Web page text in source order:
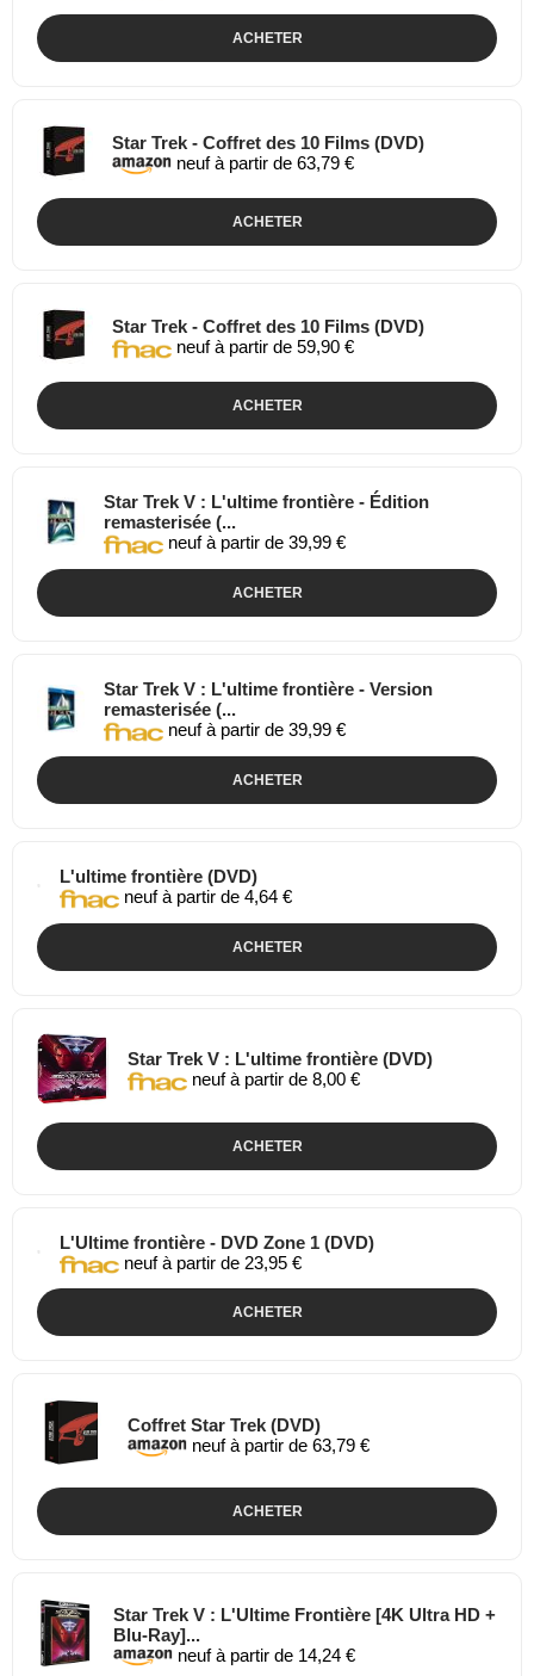
ACHETER
Star Trek - Coffret des 10 Films (DVD)
neuf à partir de 63,79 €
ACHETER
Star Trek - Coffret des 10 Films (DVD)
neuf à partir de 59,90 €
ACHETER
Star Trek V : L'ultime frontière - Édition
remasterisée (...
neuf à partir de 39,99 €
ACHETER
Star Trek V : L'ultime frontière - Version
remasterisée (...
neuf à partir de 39,99 €
ACHETER
L'ultime frontière (DVD)
neuf à partir de 4,64 €
ACHETER
Star Trek V : L'ultime frontière (DVD)
neuf à partir de 8,00 €
ACHETER
L'Ultime frontière - DVD Zone 1 (DVD)
neuf à partir de 23,95 €
ACHETER
Coffret Star Trek (DVD)
neuf à partir de 63,79 €
ACHETER
Star Trek V : L'Ultime Frontière [4K Ultra HD +
Blu-Ray]...
neuf à partir de 14,24 €